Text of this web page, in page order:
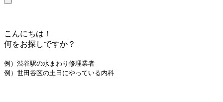
こんにちは！
何をお探しですか？
例）渋谷駅の水まわり修理業者
例）世田谷区の土日にやっている内科